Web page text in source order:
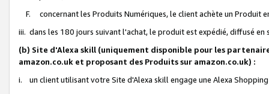
F. concernant les Produits Numériques, le client achète un Produit
iii. dans les 180 jours suivant l'achat, le produit est expédié, diffusé
(b) Site d'Alexa skill (uniquement disponible pour les
amazon.co.uk et proposant des Produits sur amazon.co.uk) :
i. un client utilisant votre Site d'Alexa skill engage une Alexa